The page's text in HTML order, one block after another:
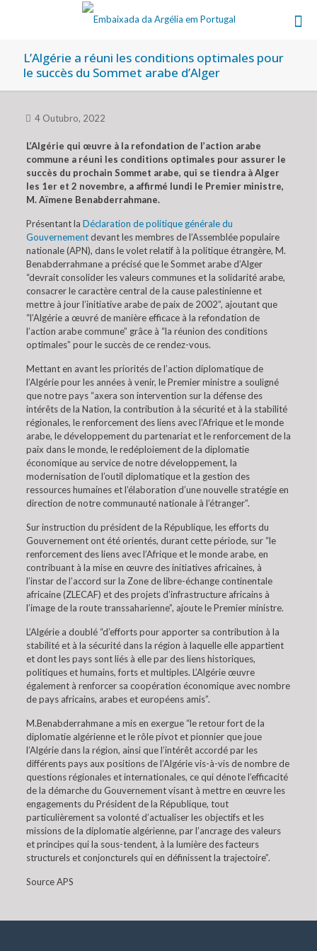
L’Algérie a réuni les conditions optimales pour
le succès du Sommet arabe d’Alger
4 Outubro, 2022
L’Algérie qui œuvre à la refondation de l’action arabe
commune a réuni les conditions optimales pour assurer le
succès du prochain Sommet arabe, qui se tiendra à Alger
les 1er et 2 novembre, a affirmé lundi le Premier ministre,
M. Aïmene Benabderrahmane.
Présentant la Déclaration de politique générale du
Gouvernementdevant les membres de l’Assemblée populaire
nationale (APN), dans le volet relatif à la politique étrangère, M.
Benabderrahmane a précisé que le Sommet arabe d’Alger
“devrait consolider les valeurs communes et la solidarité arabe,
consacrer le caractère central de la cause palestinienne et
mettre à jour l’initiative arabe de paix de 2002”, ajoutant que
“l’Algérie a œuvré de manière efficace à la refondation de
l’action arabe commune” grâce à “la réunion des conditions
optimales” pour le succès de ce rendez-vous.
Mettant en avant les priorités de l’action diplomatique de
l’Algérie pour les années à venir, le Premier ministre a souligné
que notre pays “axera son intervention sur la défense des
intérêts de la Nation, la contribution à la sécurité et à la stabilité
régionales, le renforcement des liens avec l’Afrique et le monde
arabe, le développement du partenariat et le renforcement de la
paix dans le monde, le redéploiement de la diplomatie
économique au service de notre développement, la
modernisation de l’outil diplomatique et la gestion des
ressources humaines et l’élaboration d’une nouvelle stratégie en
direction de notre communauté nationale à l’étranger”.
Sur instruction du président de la République, les efforts du
Gouvernement ont été orientés, durant cette période, sur “le
renforcement des liens avec l’Afrique et le monde arabe, en
contribuant à la mise en œuvre des initiatives africaines, à
l’instar de l’accord sur la Zone de libre-échange continentale
africaine (ZLECAF) et des projets d’infrastructure africains à
l’image de la route transsaharienne”, ajoute le Premier ministre.
L’Algérie a doublé “d’efforts pour apporter sa contribution à la
stabilité et à la sécurité dans la région à laquelle elle appartient
et dont les pays sont liés à elle par des liens historiques,
politiques et humains, forts et multiples. L’Algérie œuvre
également à renforcer sa coopération économique avec nombre
de pays africains, arabes et européens amis”.
M.Benabderrahmane a mis en exergue “le retour fort de la
diplomatie algérienne et le rôle pivot et pionnier que joue
l’Algérie dans la région, ainsi que l’intérêt accordé par les
différents pays aux positions de l’Algérie vis-à-vis de nombre de
questions régionales et internationales, ce qui dénote l’efficacité
de la démarche du Gouvernement visant à mettre en œuvre les
engagements du Président de la République, tout
particulièrement sa volonté d’actualiser les objectifs et les
missions de la diplomatie algérienne, par l’ancrage des valeurs
et principes qui la sous-tendent, à la lumière des facteurs
structurels et conjoncturels qui en définissent la trajectoire”.
Source APS